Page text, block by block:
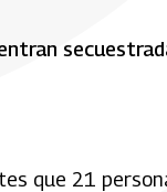
que 21